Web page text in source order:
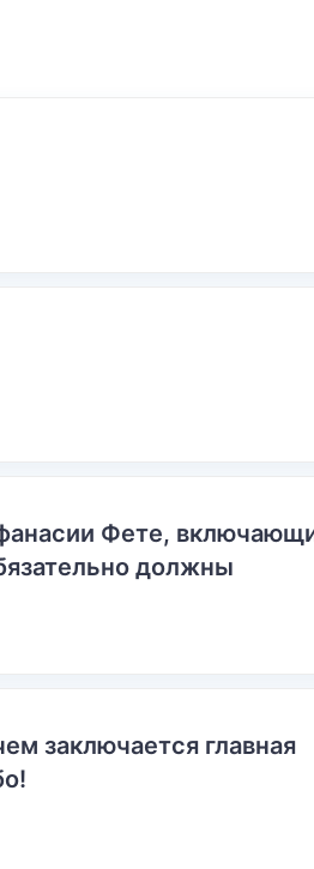
Фете,
должны
заключается главная